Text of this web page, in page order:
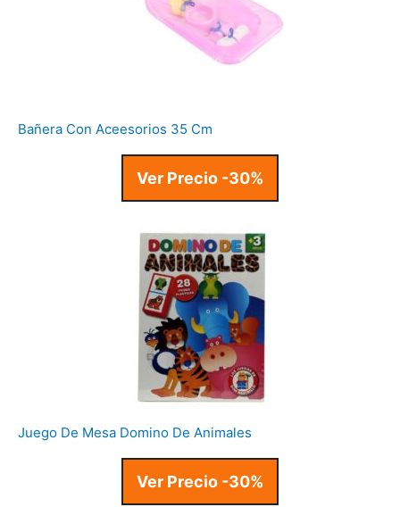
Bañera Con Aceesorios 35 Cm
Ver Precio -30%
Juego De Mesa Domino De Animales
Ver Precio -30%